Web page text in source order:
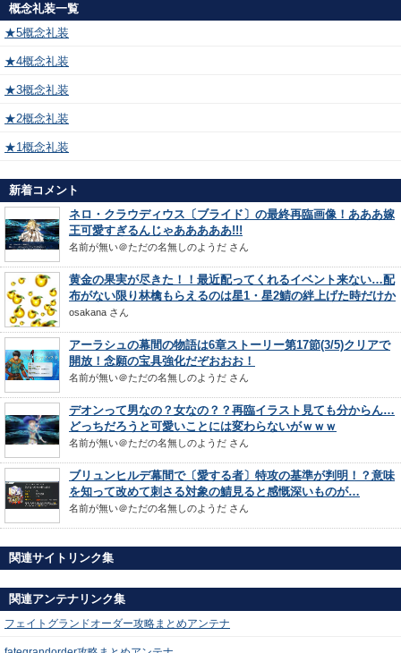
概念礼装一覧
★5概念礼装
★4概念礼装
★3概念礼装
★2概念礼装
★1概念礼装
新着コメント
ネロ・クラウディウス〔ブライド〕の最終再臨画像！あああ嫁
王可愛すぎるんじゃあああああ!!!
名前が無い＠ただの名無しのようだ さん
黄金の果実が尽きた！！最近配ってくれるイベント来ない…配
布がない限り林檎もらえるのは星1・星2鯖の絆上げた時だけか
osakana さん
アーラシュの幕間の物語は6章ストーリー第17節(3/5)クリアで
開放！念願の宝具強化だぞおおお！
名前が無い＠ただの名無しのようだ さん
デオンって男なの？女なの？？再臨イラスト見ても分からん…
どっちだろうと可愛いことには変わらないがｗｗｗ
名前が無い＠ただの名無しのようだ さん
ブリュンヒルデ幕間で〔愛する者〕特攻の基準が判明！？意味
を知って改めて刺さる対象の鯖見ると感慨深いものが…
名前が無い＠ただの名無しのようだ さん
関連サイトリンク集
関連アンテナリンク集
フェイトグランドオーダー攻略まとめアンテナ